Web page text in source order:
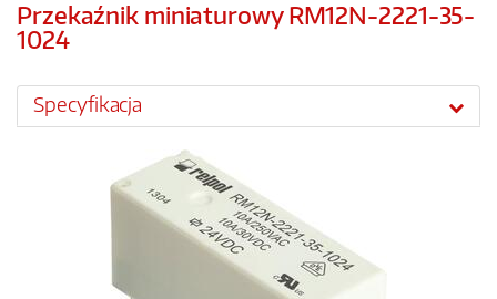
Przekaźnik miniaturowy RM12N-2221-35-
1024
Specyfikacja